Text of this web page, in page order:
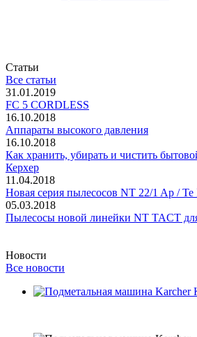
Статьи
Все статьи
31.01.2019
FC 5 CORDLESS
16.10.2018
Аппараты высокого давления
16.10.2018
Как хранить, убирать и чистить
Керхер
11.04.2018
Новая серия пылесосов NT 22/1 Ap / Te
05.03.2018
Пылесосы новой линейки NT TACT
Новости
Все новости